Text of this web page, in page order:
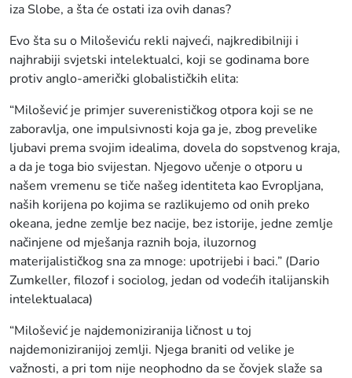
iza Slobe, a šta će ostati iza ovih danas?
Evo šta su o Miloševiću rekli najveći, najkredibilniji i
najhrabiji svjetski intelektualci, koji se godinama bore
protiv anglo-američki globalističkih elita:
“Milošević je primjer suverenističkog otpora koji se ne
zaboravlja, one impulsivnosti koja ga je, zbog prevelike
ljubavi prema svojim idealima, dovela do sopstvenog kraja,
a da je toga bio svijestan. Njegovo učenje o otporu u
našem vremenu se tiče našeg identiteta kao Evropljana,
naših korijena po kojima se razlikujemo od onih preko
okeana, jedne zemlje bez nacije, bez istorije, jedne zemlje
načinjene od mješanja raznih boja, iluzornog
materijalističkog sna za mnoge: upotrijebi i baci.” (Dario
Zumkeller, filozof i sociolog, jedan od vodećih italijanskih
intelektualaca)
“Milošević je najdemoniziranija ličnost u toj
najdemoniziranijoj zemlji. Njega braniti od velike je
važnosti, a pri tom nije neophodno da se čovjek slaže sa